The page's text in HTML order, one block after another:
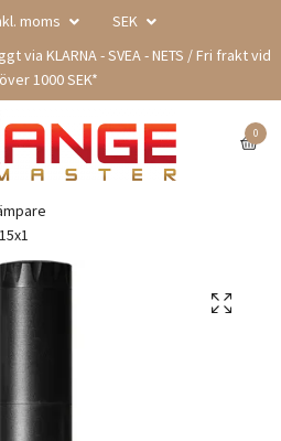
moms
SEK
via KLARNA - SVEA - NETS / Fri frakt vid
1000 SEK*
0